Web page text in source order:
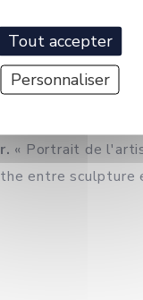
2.
« Portrait de
entre
Tout accepter
Personnaliser